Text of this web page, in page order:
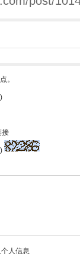
。
接
人信息